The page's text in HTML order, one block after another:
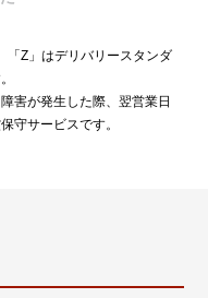
「Z」はデリバリースタンダ
害が発生した際、翌営業日
守サービスです。